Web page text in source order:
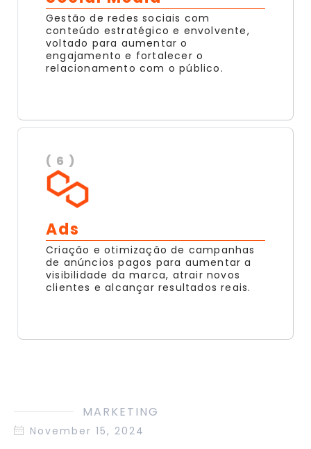
Gestão de redes sociais com
conteúdo estratégico e envolvente,
voltado para aumentar o
engajamento e fortalecer o
relacionamento com o público.
( 6 )
Ads
Criação e otimização de campanhas
de anúncios pagos para aumentar a
visibilidade da marca, atrair novos
clientes e alcançar resultados reais.
MARKETING
November 15, 2024